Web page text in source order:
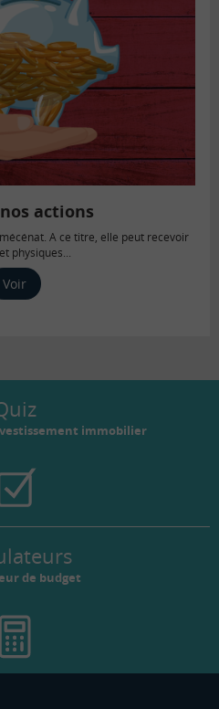
actions
A ce titre, elle peut recevoir
physiques...
Voir
immobilier
de budget